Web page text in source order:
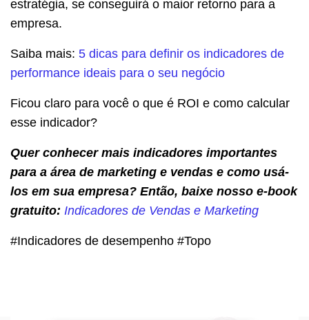
estratégia, se conseguirá o maior retorno para a
empresa.
Saiba mais: 5 dicas para definir os indicadores de
performance ideais para o seu negócio
Ficou claro para você o que é ROI e como calcular
esse indicador?
Quer conhecer mais indicadores importantes
para a área de marketing e vendas e como usá-
los em sua empresa? Então, baixe nosso e-book
gratuito: Indicadores de Vendas e Marketing
#Indicadores de desempenho #Topo